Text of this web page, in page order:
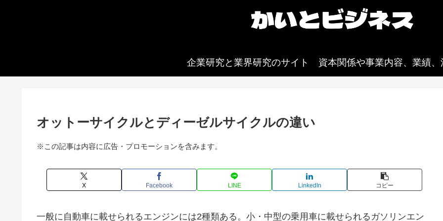
企業研究と業界研究のサイト 資本関係や事業内容、業績、
オットーサイクルとディーゼルサイクルの違い
※この記事は内容に広告・プロモーションを含みます。
X Facebook LINE LinkedIn コピー
一般に自動車に載せられるエンジンには2種類ある。小・中型の乗用車に載せられるガソリンエン